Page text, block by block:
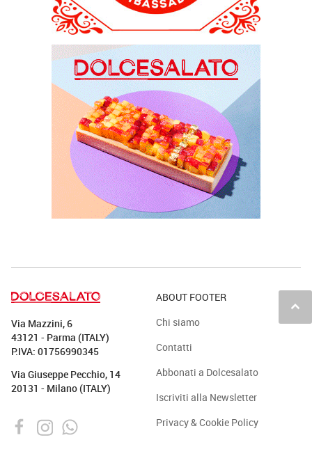
keyboard_arrow_up
Via Mazzini, 6
43121 - Parma (ITALY)
P.IVA: 01756990345
Via Giuseppe Pecchio, 14
20131 - Milano (ITALY)
ABOUT FOOTER
Chi siamo
Contatti
Abbonati a Dolcesalato
Iscriviti alla Newsletter
Privacy & Cookie Policy